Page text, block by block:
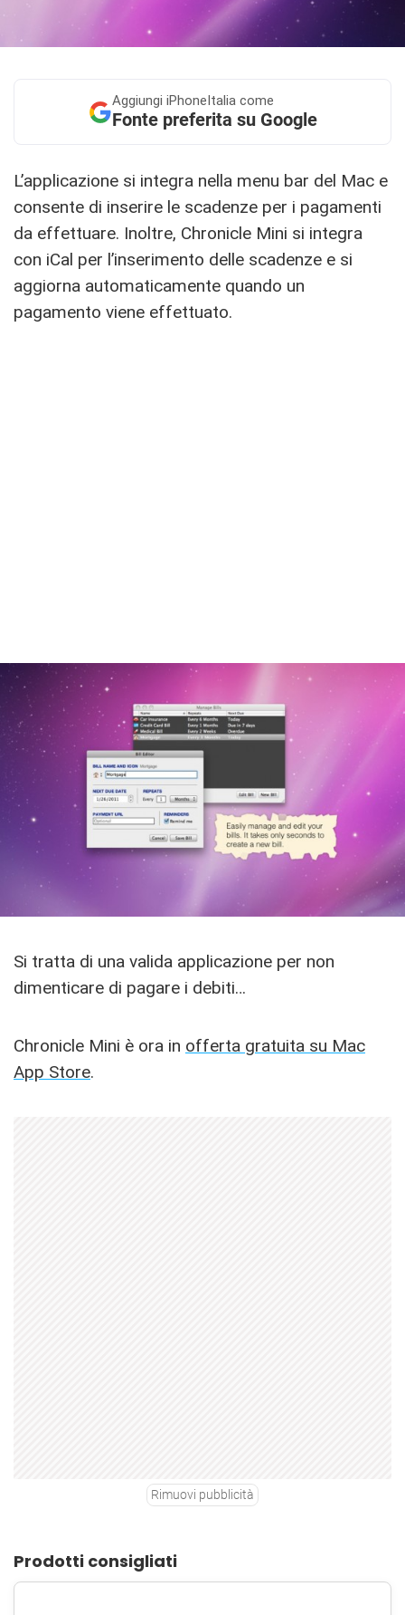
Aggiungi iPhoneItalia come
Fonte preferita su Google
L’applicazione si integra nella menu bar del Mac e
consente di inserire le scadenze per i pagamenti
da effettuare. Inoltre, Chronicle Mini si integra
con iCal per l’inserimento delle scadenze e si
aggiorna automaticamente quando un
pagamento viene effettuato.
Si tratta di una valida applicazione per non
dimenticare di pagare i debiti…
Chronicle Mini è ora in offerta gratuita su Mac
App Store.
Rimuovi pubblicità
Prodotti consigliati